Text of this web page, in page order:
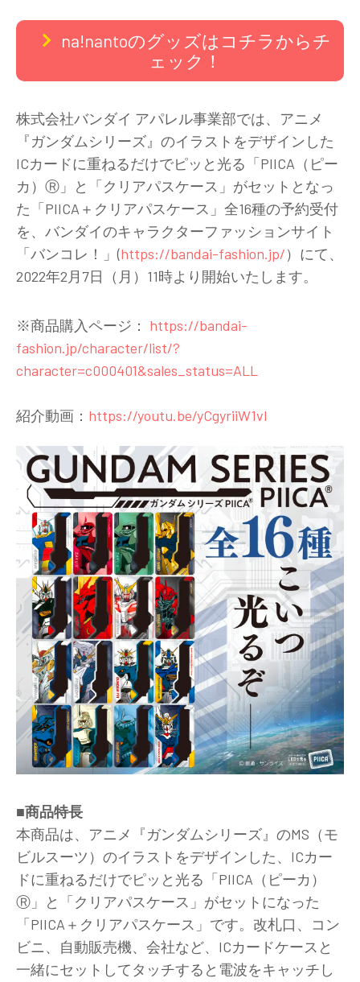
na!nantoのグッズはコチラからチ
ェック！
株式会社バンダイ アパレル事業部では、アニメ
『ガンダムシリーズ』のイラストをデザインした
ICカードに重ねるだけでピッと光る「PIICA（ピー
カ）Ⓡ」と「クリアパスケース」がセットとなっ
た「PIICA＋クリアパスケース」全16種の予約受付
を、バンダイのキャラクターファッションサイト
「バンコレ！」(https://bandai-fashion.jp/）にて、
2022年2月7日（月）11時より開始いたします。
※商品購入ページ： https://bandai-
fashion.jp/character/list/?
character=c000401&sales_status=ALL
紹介動画： https://youtu.be/yCgyriiW1vI
■商品特長
本商品は、アニメ『ガンダムシリーズ』のMS（モ
ビルスーツ）のイラストをデザインした、ICカー
ドに重ねるだけでピッと光る「PIICA（ピーカ）
Ⓡ」と「クリアパスケース」がセットになった
「PIICA＋クリアパスケース」です。改札口、コン
ビニ、自動販売機、会社など、ICカードケースと
一緒にセットしてタッチすると電波をキャッチし